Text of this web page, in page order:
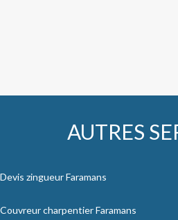
AUTRES
Devis zingueur Faramans
Couvreur charpentier Faramans